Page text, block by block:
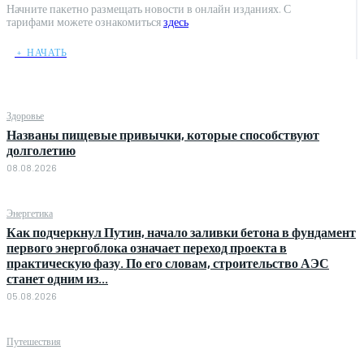
Начните пакетно размещать новости в онлайн изданиях. С
тарифами можете ознакомитьсяздесь
﹢ НАЧАТЬ
Здоровье
Названы пищевые привычки, которые способствуют
долголетию
08.08.2026
Энергетика
Как подчеркнул Путин, начало заливки бетона в фундамент
первого энергоблока означает переход проекта в
практическую фазу. По его словам, строительство АЭС
станет одним из...
05.08.2026
Путешествия